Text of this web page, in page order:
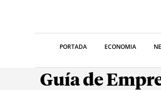
PORTADA ECONOMIA
Guía de